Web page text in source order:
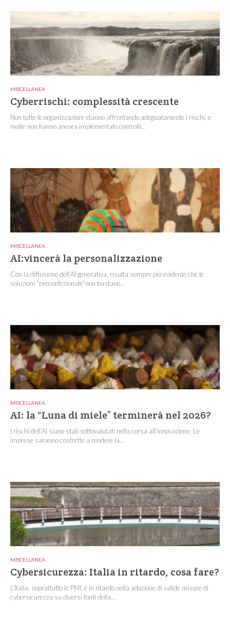
MISCELLANEA
Cyberrischi: complessità crescente
Non tutte le organizzazioni stanno affrontando adeguatamente i rischi, e
molte non hanno ancora implementato controlli...
MISCELLANEA
AI:vincerà la personalizzazione
Con la diffusione dell’AI generativa, risulta sempre più evidente che le
soluzioni “preconfezionate”non bastano...
MISCELLANEA
AI: la “Luna di miele” terminerà nel 2026?
I rischi dell’AI siano stati sottovalutati nella corsa all’innovazione. Le
imprese saranno costrette a rendere la...
MISCELLANEA
Cybersicurezza: Italia in ritardo, cosa fare?
L’Italia, soprattutto le PMI, è in ritardo nella adozione di valide misure di
cybersicurezza su diversi fonti della...